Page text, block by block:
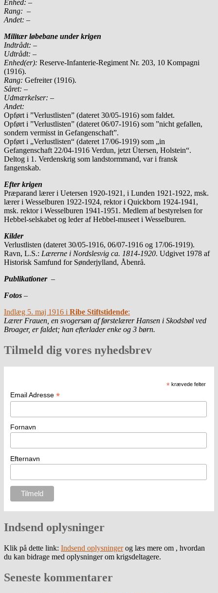
Enhed: –
Rang: –
Andet: –
Militær løbebane under krigen
Indtrådt: –
Udtrådt: –
Enhed(er): Reserve-Infanterie-Regiment Nr. 203, 10 Kompagni
(1916).
Rang: Gefreiter (1916).
Såret: –
Udmærkelser: –
Andet:
Opført i ”Verlustlisten” (dateret 30/05-1916) som faldet.
Opført i ”Verlustlisten” (dateret 06/07-1916) som ”nicht gefallen,
sondern vermisst in Gefangenschaft”.
Opført i „Verlustlisten“ (dateret 17/06-1919) som „in
Gefangenschaft 22/04-1916 Verdun, jetzt Ütersen, Holstein“.
Deltog i 1. Verdenskrig som landstormmand, var i fransk
fangenskab.
Efter krigen
Præparand lærer i Uetersen 1920-1921, i Lunden 1921-1922, msk.
lærer i Wesselburen 1922-1924, rektor i Quickborn 1924-1941,
msk. rektor i Wesselburen 1941-1951. Medlem af bestyrelsen for
Hebbel-selskabet og leder af Hebbel-museet i Wesselburen.
Kilder
Verlustlisten (dateret 30/05-1916, 06/07-1916 og 17/06-1919).
Ravn, L.S.: Lærerne i Nordslesvig ca. 1814-1920. Udgivet 1978 af
Historisk Samfund for Sønderjylland, Åbenrå.
Publikationer–
Fotos –
Indlæg 5. maj 1916 i Ribe Stiftstidende:
Lærer Frauen, en svogersøn af førstelærer Hansen i Skodsbøl ved
Broager, er faldet; han efterlader enke og 3 børn.
Tilmeld dig vores nyhedsbrev
* krævede felter
Email Adresse *
Fornavn
Efternavn
Indsend oplysninger
Klik på dette link: Indsend oplysningerog læs mere om , hvordan
du kan bidrage med oplysninger om krigsdeltagere.
Seneste kommentarer